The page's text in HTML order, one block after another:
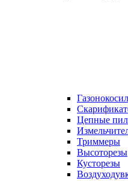
Цепные
Триммеры
Высоторезы
Кусторезы